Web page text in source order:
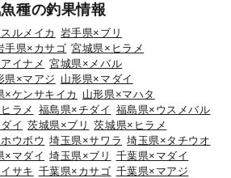
種の釣果情報
ルメイカ 岩手県×ブリ
手県×カサゴ 宮城県×ヒラメ
イナメ 宮城県×メバル
県×マアジ 山形県×マダイ
×ケンサキイカ
山形県×マハタ
ラメ 福島県×チダイ 福島県×ウスメバル
イ 茨城県×ブリ
茨城県×ヒラメ
ウボウ 埼玉県×サワラ 埼玉県×タチウオ
×マダイ 埼玉県×ブリ
千葉県×マダイ
サキ 千葉県×カサゴ 千葉県×マアジ